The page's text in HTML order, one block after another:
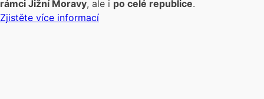
rámci Jižní Moravy, ale i po celé republice.
Zjistěte více informací